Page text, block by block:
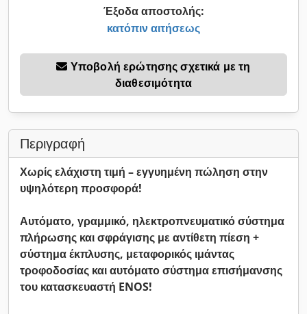
Έξοδα αποστολής:
κατόπιν αιτήσεως
διαθεσιμότητα
Περιγραφή
Χωρίς ελάχιστη τιμή – εγγυημένη πώληση στην
υψηλότερη προσφορά!
Αυτόματο, γραμμικό, ηλεκτροπνευματικό σύστημα
πλήρωσης και σφράγισης με αντίθετη πίεση +
σύστημα έκπλυσης, μεταφορικός ιμάντας
τροφοδοσίας και αυτόματο σύστημα επισήμανσης
του κατασκευαστή ENOS!